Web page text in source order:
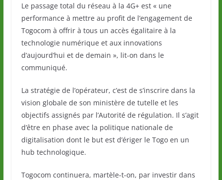
Le passage total du réseau à la 4G+ est « une
performance à mettre au profit de l’engagement de
Togocom à offrir à tous un accès égalitaire à la
technologie numérique et aux innovations
d’aujourd’hui et de demain », lit-on dans le
communiqué.
La stratégie de l’opérateur, c’est de s’inscrire dans la
vision globale de son ministère de tutelle et les
objectifs assignés par l’Autorité de régulation. Il s’agit
d’être en phase avec la politique nationale de
digitalisation dont le but est d’ériger le Togo en un
hub technologique.
Togocom continuera, martèle-t-on, par investir dans